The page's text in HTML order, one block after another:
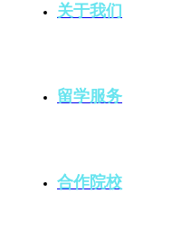
关于我们
留学服务
合作院校